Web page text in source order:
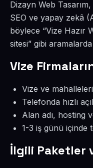
Dizayn Web
SEO ve yapay zekâ
böylece “Vize Hazır
sitesi” gibi
Vize
Vize ve
Telefonda hızlı
Alan adı, hosting
1-3 iş günü içinde
İlgili Paketler